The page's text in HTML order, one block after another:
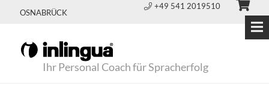
OSNABRÜCK
+49 541 2019510
Ihr Personal Coach für Spracherfolg